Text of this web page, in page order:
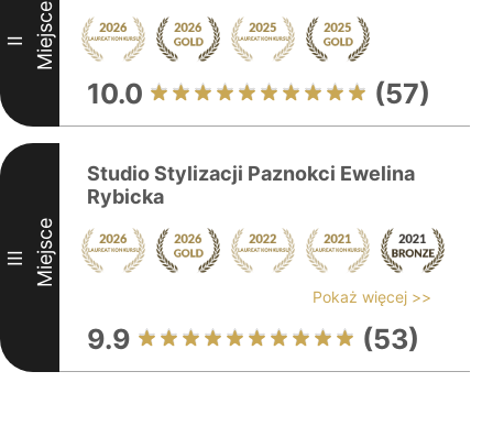
II Miejsce
10.0 (57)
III Miejsce
Studio Stylizacji Paznokci Ewelina
Rybicka
Pokaż więcej >>
9.9 (53)